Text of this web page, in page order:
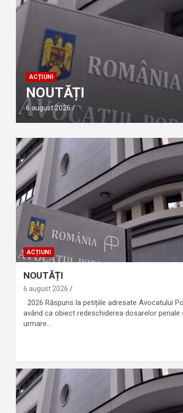
ACȚIUNI
NOUTĂȚI
6 august 2026
ACȚIUNI
NOUTĂȚI
6 august 2026
2026 Răspuns la petițiile adresate Avocatului
având ca obiect redeschiderea dosarelor penale
urmare…